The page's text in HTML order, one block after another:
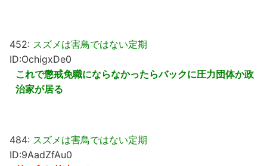
452: スズメは害鳥ではない定期
ID:OchigxDe0
これで懲戒免職にならなかったらバックに圧力団体か政
治家が居る
484: スズメは害鳥ではない定期
ID:9AadZfAu0